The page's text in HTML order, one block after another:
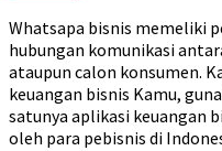
Whatsapa bisnis memeliki
hubungan komunikasi
ataupun calon konsumen.
keuangan bisnis Kamu,
satunya aplikasi keuangan
oleh para pebisnis di